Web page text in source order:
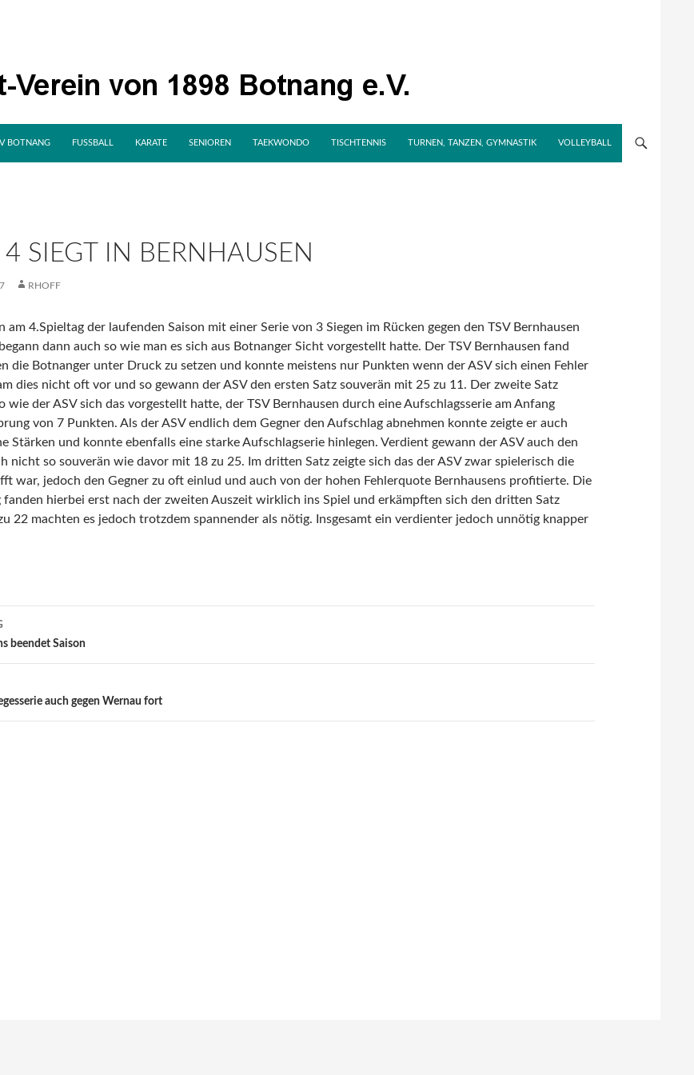
BOTNANG
FUSSBALL KARATE SENIOREN TAEKWONDO TISCHTENNIS TURNEN, TANZEN, GYMNASTIK VOLLEYBALL
4 SIEGT IN BERNHAUSEN
RHOFF
am 4.Spieltag der laufenden Saison mit einer Serie von 3 Siegen im Rücken gegen den TSV Bernhausen
dann auch so wie man es sich aus Botnanger Sicht vorgestellt hatte. Der TSV Bernhausen fand
die Botnanger unter Druck zu setzen und konnte meistens nur Punkten wenn der ASV sich einen Fehler
dies nicht oft vor und so gewann der ASV den ersten Satz souverän mit 25 zu 11. Der zweite Satz
wie der ASV sich das vorgestellt hatte, der TSV Bernhausen durch eine Aufschlagsserie am Anfang
von 7 Punkten. Als der ASV endlich dem Gegner den Aufschlag abnehmen konnte zeigte er auch
Stärken und konnte ebenfalls eine starke Aufschlagserie hinlegen. Verdient gewann der ASV auch den
nicht so souverän wie davor mit 18 zu 25. Im dritten Satz zeigte sich das der ASV zwar spielerisch die
war, jedoch den Gegner zu oft einlud und auch von der hohen Fehlerquote Bernhausens profitierte. Die
fanden hierbei erst nach der zweiten Auszeit wirklich ins Spiel und erkämpften sich den dritten Satz
22 machten es jedoch trotzdem spannender als nötig. Insgesamt ein verdienter jedoch unnötig knapper
beendet Saison
auch gegen Wernau fort